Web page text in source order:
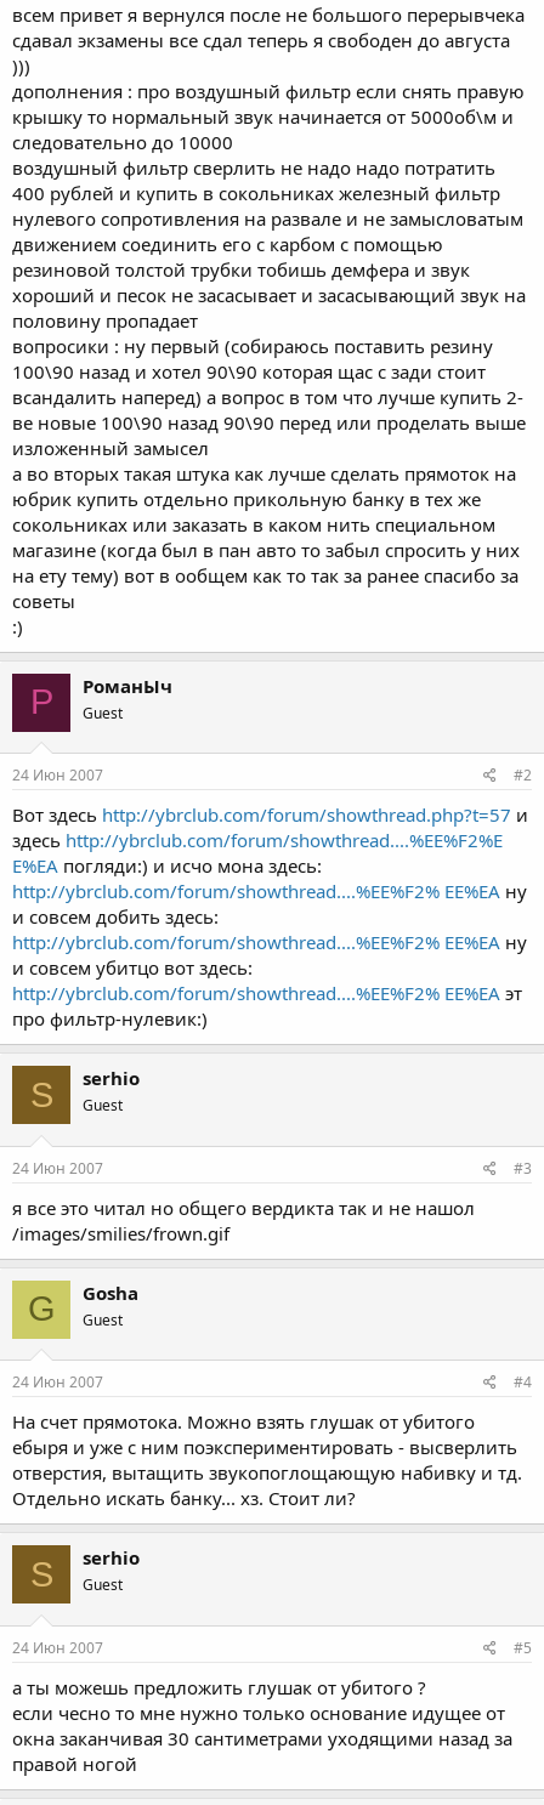
всем привет я вернулся после не большого перерывчека
сдавал экзамены все сдал теперь я свободен до августа
)))
дополнения : про воздушный фильтр если снять правую
крышку то нормальный звук начинается от 5000об\м и
следовательно до 10000
воздушный фильтр сверлить не надо надо потратить
400 рублей и купить в сокольниках железный фильтр
нулевого сопротивления на развале и не замысловатым
движением соединить его с карбом с помощью
резиновой толстой трубки тобишь демфера и звук
хороший и песок не засасывает и засасывающий звук на
половину пропадает
вопросики : ну первый (собираюсь поставить резину
100\90 назад и хотел 90\90 которая щас с зади стоит
всандалить наперед) а вопрос в том что лучше купить 2-
ве новые 100\90 назад 90\90 перед или проделать выше
изложенный замысел
а во вторых такая штука как лучше сделать прямоток на
юбрик купить отдельно прикольную банку в тех же
сокольниках или заказать в каком нить специальном
магазине (когда был в пан авто то забыл спросить у них
на ету тему) вот в ообщем как то так за ранее спасибо за
советы
:)
Р РоманЫч
Guest
24 Июн 2007 #2
Вот здесь http://ybrclub.com/forum/showthread.php?t=57 и
здесь http://ybrclub.com/forum/showthread....%EE%F2%E
E%EA погляди:) и исчо мона здесь:
http://ybrclub.com/forum/showthread....%EE%F2% EE%EA ну
и совсем добить здесь:
http://ybrclub.com/forum/showthread....%EE%F2% EE%EA ну
и совсем убитцо вот здесь:
http://ybrclub.com/forum/showthread....%EE%F2% EE%EA эт
про фильтр-нулевик:)
S serhio
Guest
24 Июн 2007 #3
я все это читал но общего вердикта так и не нашол
/images/smilies/frown.gif
G Gosha
Guest
24 Июн 2007 #4
На счет прямотока. Можно взять глушак от убитого
ебыря и уже с ним поэкспериментировать - высверлить
отверстия, вытащить звукопоглощающую набивку и тд.
Отдельно искать банку... хз. Стоит ли?
S serhio
Guest
24 Июн 2007 #5
а ты можешь предложить глушак от убитого ?
если чесно то мне нужно только основание идущее от
окна заканчивая 30 сантиметрами уходящими назад за
правой ногой